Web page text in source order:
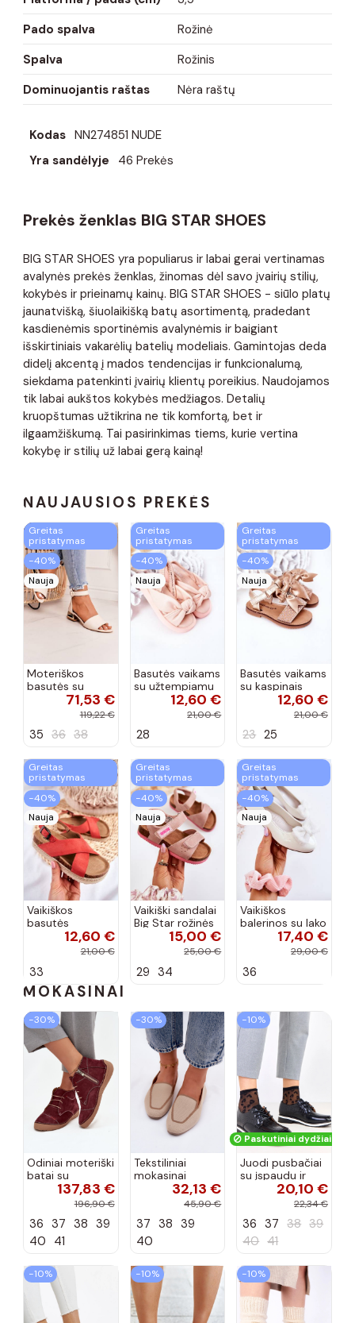
Pado spalva
Rožinė
Spalva
Rožinis
Dominuojantis raštas
Nėra raštų
Kodas NN274851 NUDE
Yra sandėlyje
46 Prekės
Prekės ženklas BIG STAR SHOES
BIG STAR SHOES yra populiarus ir labai gerai vertinamas
avalynės prekės ženklas, žinomas dėl savo įvairių stilių,
kokybės ir prieinamų kainų. BIG STAR SHOES - siūlo platų
jaunatvišką, šiuolaikišką batų asortimentą, pradedant
kasdienėmis sportinėmis avalynėmis ir baigiant
išskirtiniais vakarėlių batelių modeliais. Gamintojas deda
didelį akcentą į mados tendencijas ir funkcionalumą,
siekdama patenkinti įvairių klientų poreikius. Naudojamos
tik labai aukštos kokybės medžiagos. Detalių
kruopštumas užtikrina ne tik komfortą, bet ir
ilgaamžiškumą. Tai pasirinkimas tiems, kurie vertina
kokybę ir stilių už labai gerą kainą!
NAUJAUSIOS PREKĖS
Greitas
pristatymas
−40%
Nauja
Moteriškos
basutės su
aukso spalvos
kulniukais Laura
spalvos
71,53 €
119,22 €
35 36 38
Greitas
pristatymas
−40%
Nauja
Basutės vaikams
su užtempiamu
užsegimu
rožinės spalvos
12,60 €
21,00 €
28
Greitas
pristatymas
−40%
Nauja
Basutės vaikams
su kaspinais
aukso spalvos
12,60 €
21,00 €
23 25
Greitas
pristatymas
−40%
Nauja
Vaikiškos
basutės
koralinės12,60 €
21,00 €
33
Greitas
pristatymas
−40%
Nauja
Vaikiški sandalai
Big Star rožinės
spalvos15,00 €
25,00 €
29 34
Greitas
pristatymas
−40%
Nauja
Vaikiškos
balerinos su lako
efektu ir
kaspinais baltos
17,40 €
29,00 €
36
MOKASINAI
−30%
Odiniai moteriški
batai su
siūlėmis, pilies
tipo, Artiker
spalvos
137,83 €
196,90 €
36 37 38 39
40 41
−30%
Tekstiliniai
mokasinai
smėlio spalvos
32,13 €
45,90 €
37 38 39
40
−10%
Paskutiniai dydžiai!
Juodi pusbačiai
su įspaudu ir
kvadratiniu
priekiu Kerawa
20,10 €
22,34 €
36 37 38 39
40 41
−10% −10% −10%